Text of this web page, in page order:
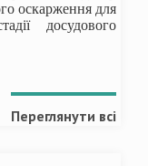
оскарження для
досудового
Переглянути всі